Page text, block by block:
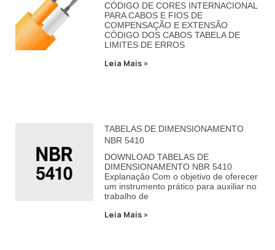
CÓDIGO DE CORES INTERNACIONAL
PARA CABOS E FIOS DE
COMPENSAÇÃO E EXTENSÃO
CÓDIGO DOS CABOS TABELA DE
LIMITES DE ERROS
Leia Mais »
TABELAS DE DIMENSIONAMENTO
NBR 5410
DOWNLOAD TABELAS DE
DIMENSIONAMENTO NBR 5410
Explanaçâo Com o objetivo de oferecer
um instrumento prático para auxiliar no
trabalho de
Leia Mais »